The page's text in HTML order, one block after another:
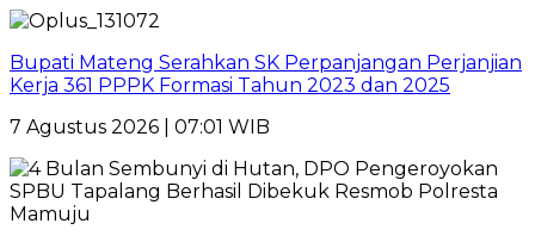
Bupati Mateng Serahkan SK Perpanjangan Perjanjian
Kerja 361 PPPK Formasi Tahun 2023 dan 2025
7 Agustus 2026 | 07:01 WIB